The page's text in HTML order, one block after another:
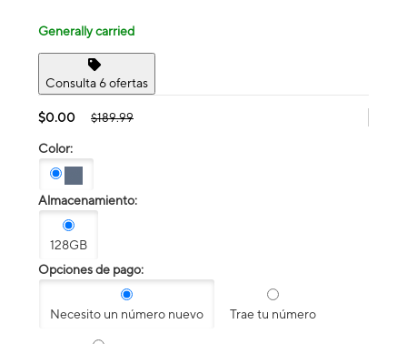
Generally carried
Consulta 6 ofertas
$0.00 $189.99
Color:
Almacenamiento:
128GB
Opciones de pago:
Necesito un número nuevo Trae tu número